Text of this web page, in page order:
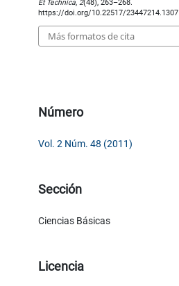
Et Technica,2(48), 263–268.
https://doi.org/10.22517/23447214.1307
Más formatos de cita
Número
Vol. 2 Núm. 48 (2011)
Sección
Ciencias Básicas
Licencia